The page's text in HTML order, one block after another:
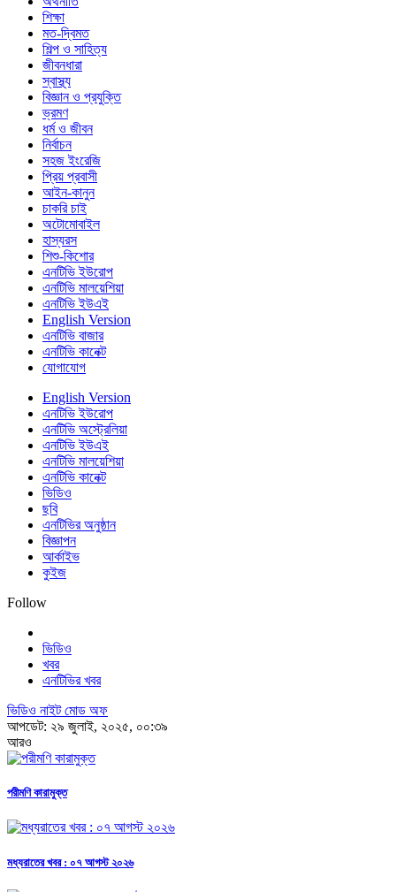
শিক্ষা
মত-দ্বিমত
শিল্প ও সাহিত্য
জীবনধারা
স্বাস্থ্য
বিজ্ঞান ও প্রযুক্তি
ভ্রমণ
ধর্ম ও জীবন
নির্বাচন
সহজ ইংরেজি
প্রিয় প্রবাসী
আইন-কানুন
চাকরি চাই
অটোমোবাইল
হাস্যরস
শিশু-কিশোর
এনটিভি ইউরোপ
এনটিভি মালয়েশিয়া
এনটিভি ইউএই
English Version
এনটিভি বাজার
এনটিভি কানেক্ট
যোগাযোগ
English Version
এনটিভি ইউরোপ
এনটিভি অস্ট্রেলিয়া
এনটিভি ইউএই
এনটিভি মালয়েশিয়া
এনটিভি কানেক্ট
ভিডিও
ছবি
এনটিভির অনুষ্ঠান
বিজ্ঞাপন
আর্কাইভ
কুইজ
Follow
ভিডিও
খবর
এনটিভির খবর
ভিডিও নাইট মোড অফ
আপডেট: ২৯ জুলাই, ২০২৫, ০০:৩৯
আরও
পরীমণি কারামুক্ত
মধ্যরাতের খবর : ০৭ আগস্ট ২০২৬